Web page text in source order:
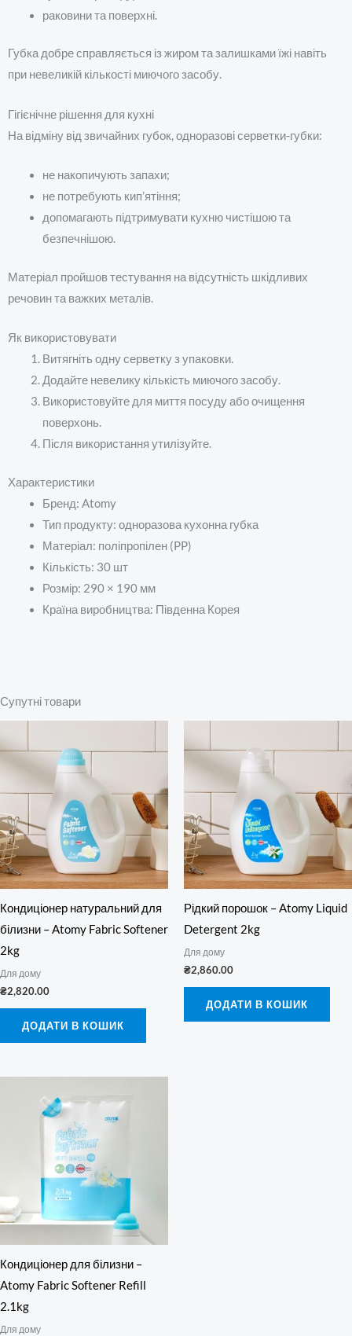
раковини та поверхні.
Губка добре справляється із жиром та залишками їжі навіть
при невеликій кількості миючого засобу.
Гігієнічне рішення для кухні
На відміну від звичайних губок, одноразові серветки-губки:
не накопичують запахи;
не потребують кип’ятіння;
допомагають підтримувати кухню чистішою та
безпечнішою.
Матеріал пройшов тестування на відсутність шкідливих
речовин та важких металів.
Як використовувати
Витягніть одну серветку з упаковки.
Додайте невелику кількість миючого засобу.
Використовуйте для миття посуду або очищення
поверхонь.
Після використання утилізуйте.
Характеристики
Бренд: Atomy
Тип продукту: одноразова кухонна губка
Матеріал: поліпропілен (PP)
Кількість: 30 шт
Розмір: 290 × 190 мм
Країна виробництва: Південна Корея
Супутні товари
Кондиціонер натуральний для
білизни – Atomy Fabric Softener
2kg
Для дому
₴2,820.00
ДОДАТИ В КОШИК
Рідкий порошок – Atomy Liquid
Detergent 2kg
Для дому
₴2,860.00
ДОДАТИ В КОШИК
Кондиціонер для білизни –
Atomy Fabric Softener Refill
2.1kg
Для дому